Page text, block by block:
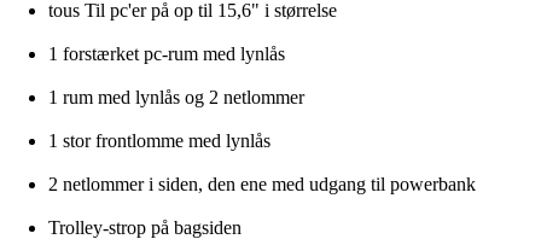
tous Til pc'er på op til 15,6" i størrelse
1 forstærket pc-rum med lynlås
1 rum med lynlås og 2 netlommer
1 stor frontlomme med lynlås
2 netlommer i siden, den ene med udgang til powerbank
Trolley-strop på bagsiden